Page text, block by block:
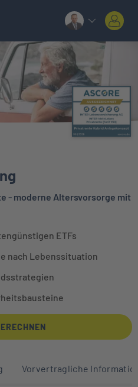
- moderne Altersvorsorge mit
ETFs
nach Lebenssituation
Abschnitten auf
Vorvertragliche